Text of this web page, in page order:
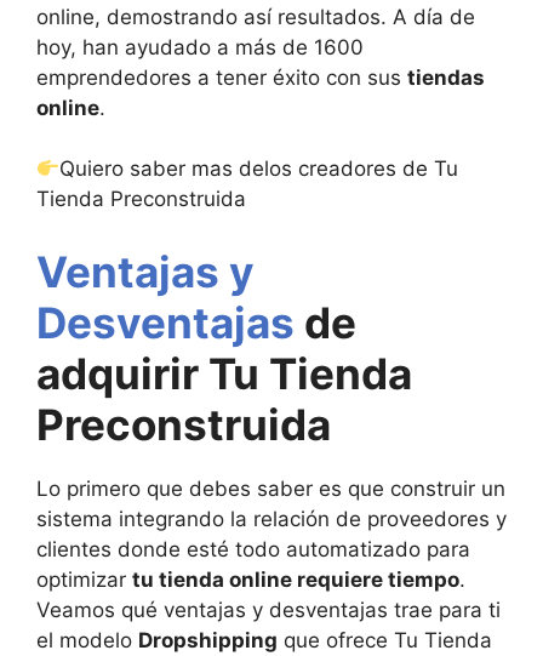
online, demostrando así resultados. A día de
hoy, han ayudado a más de 1600
emprendedores a tener éxito con sus tiendas
online.
Quiero saber mas delos creadores de Tu
Tienda Preconstruida
Ventajas y
Desventajas de
adquirir Tu Tienda
Preconstruida
Lo primero que debes saber es que construir un
sistema integrando la relación de proveedores y
clientes donde esté todo automatizado para
optimizar tu tienda online requiere tiempo.
Veamos qué ventajas y desventajas trae para ti
el modelo Dropshipping que ofrece Tu Tienda